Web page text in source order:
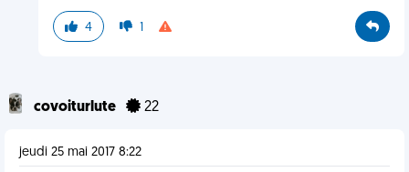
4 1
covoiturlute 22
jeudi 25 mai 2017 8:22